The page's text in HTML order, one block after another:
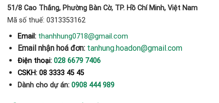
51/8 Cao Thắng, Phường Bàn Cờ, TP. Hồ Chí Minh, Việt Nam
Mã số thuế: 0313353162
Email: thanhhung0718@gmail.com
Email nhận hoá đơn: tanhung.hoadon@gmail.com
Điện thoại: 028 6679 7406
CSKH: 08 3333 45 45
Dành cho dự án: 0908 444 989